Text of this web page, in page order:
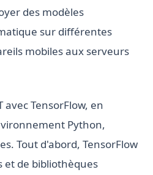
des modèles
sur différentes
mobiles aux serveurs
TensorFlow, en
Python,
Tout d'abord, TensorFlow
et de bibliothèques